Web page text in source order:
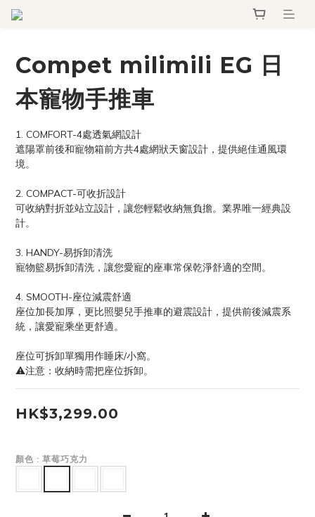
Compet milimili EG 日
本寵物手推車
1. COMFORT-4處透氣網設計
遮陽罩前後和寵物箱前方共4處網狀天窗設計，提供絕佳通風環
境。
2. COMPACT-可收折設計
可收納對折並站立設計，讓您輕鬆收納無負擔。業界唯一經典設
計。
3. HANDY-易拆卸清洗
寵物籃易拆卸清洗，讓您愛寵的座車常保乾淨舒適的空間。
4. SMOOTH-座位減震舒適
座位加長加厚，更比照嬰兒手推車的避震設計，提供前後減震系
統，讓愛寵乘坐更舒適。
座位可拆卸單獨用作睡床/小窩。
⚠注意：收納時需把座位拆卸。
HK$3,299.00
顏色 : 草莓巧克力